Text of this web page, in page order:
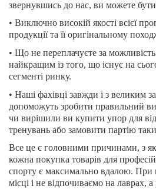
звернувшись до нас, ви можете
• Виключно високій якості всієї
продукції та її оригінальному
• Що не переплачуєте за
найкращим із того, що існує на
сегменті ринку.
• Наші фахівці завжди і з великим
допоможуть зробити правильний
чи вирішили ви купити упор для
тренувань або замовити партію
Все це є головними причинами, з
кожна покупка товарів для
спорту є максимально вдалою. При
місці і не відпочиваємо на лаврах,